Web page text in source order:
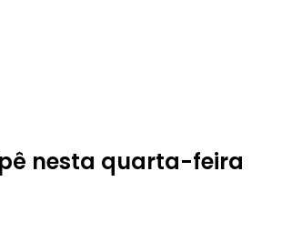
nesta quarta-feira